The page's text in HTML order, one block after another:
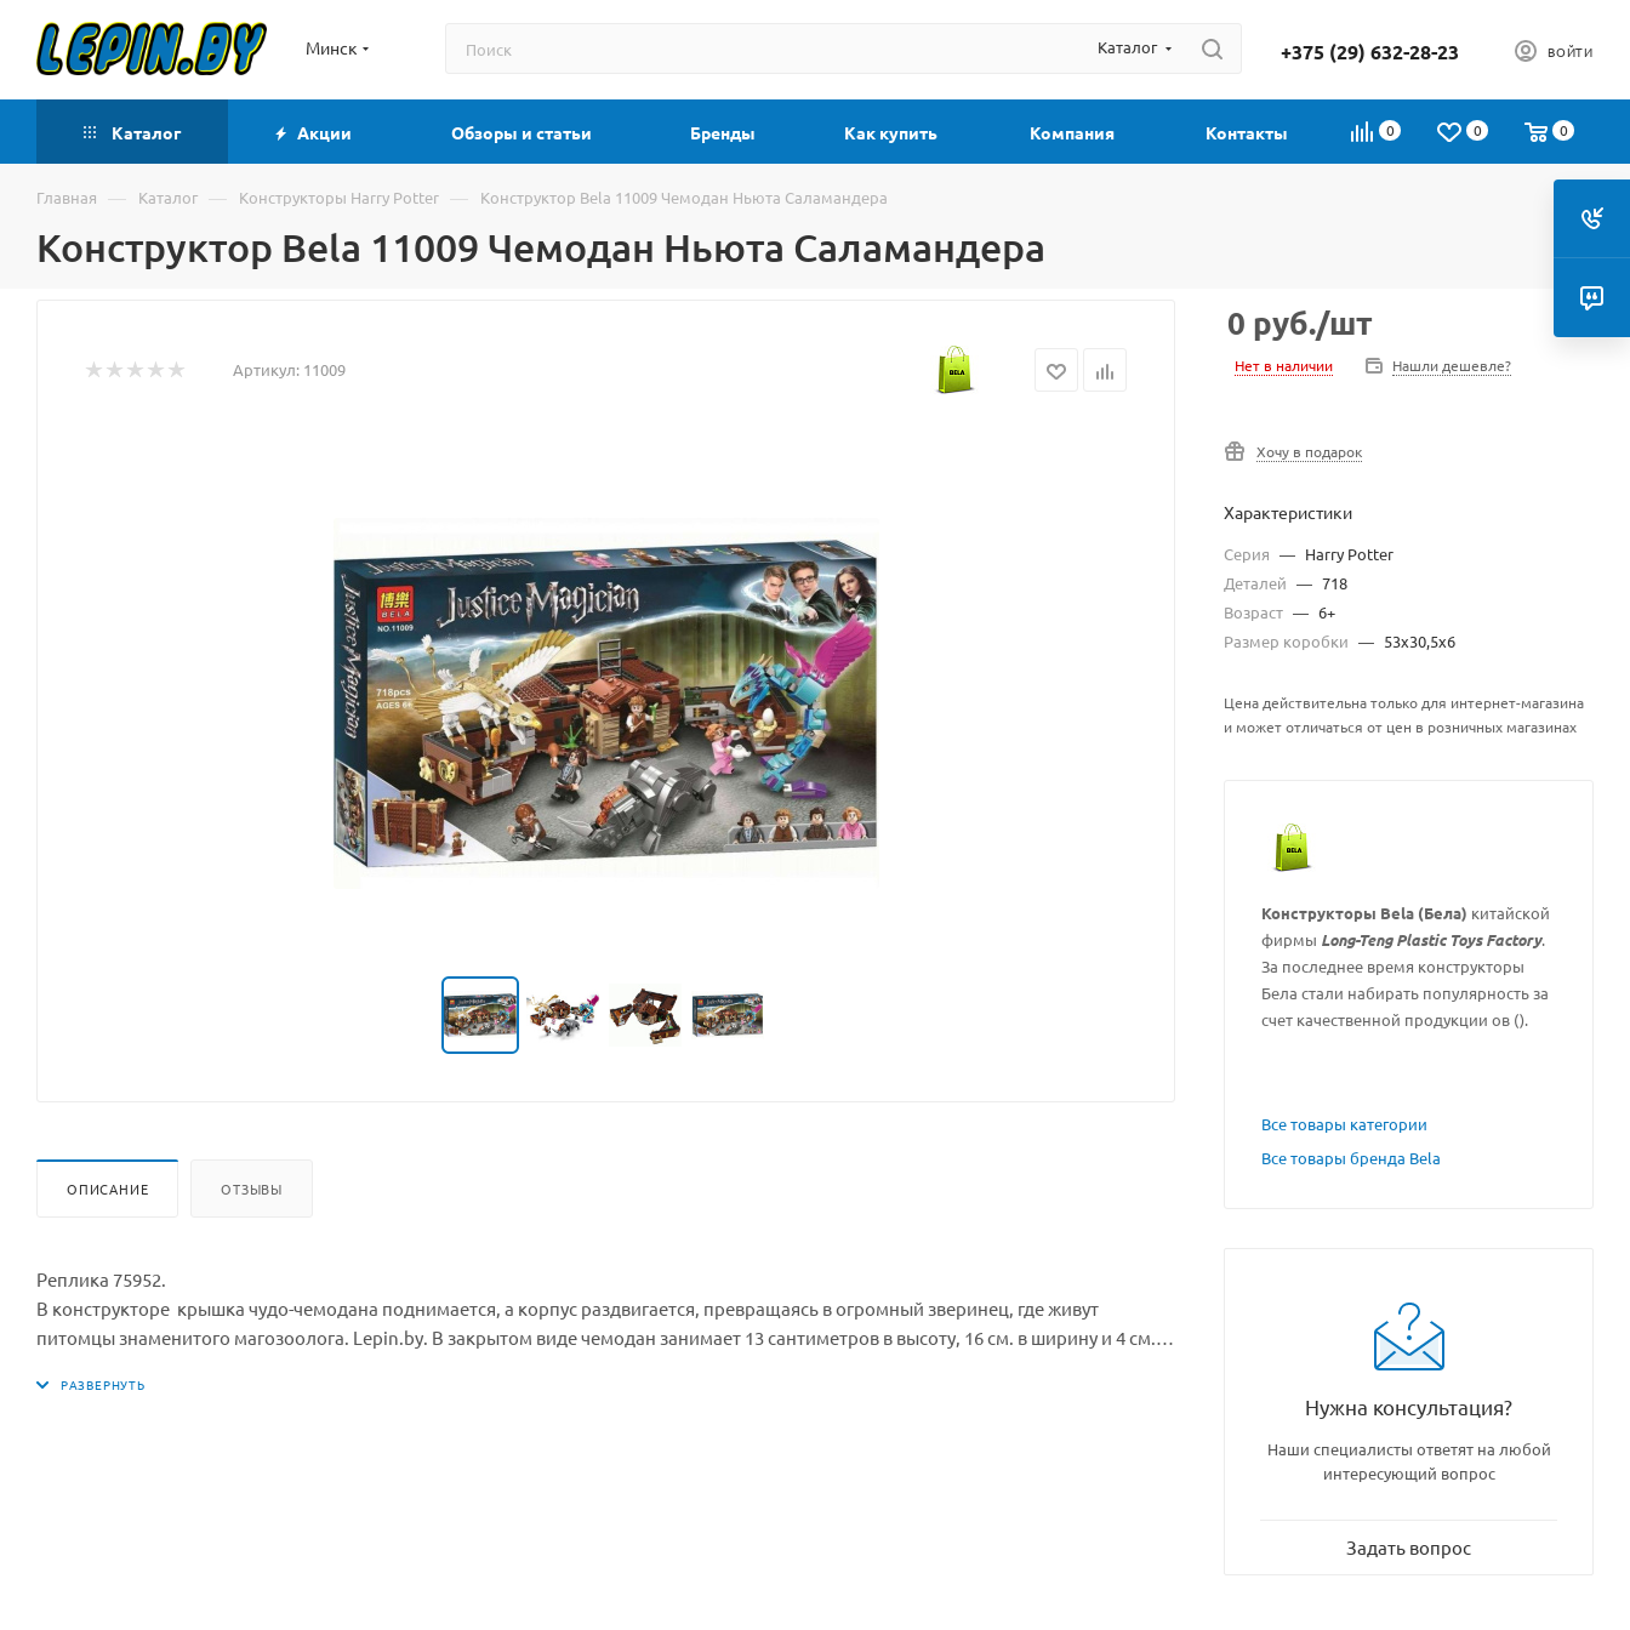
Минск Каталог +375 (29) 632-28-23 ВОЙТИ
0 0 0
Каталог Акции Обзоры и статьи Бренды Как купить Компания Контакты
Главная — Каталог — Конструкторы Harry Potter — Конструктор Bela 11009 Чемодан Ньюта Саламандера
Конструктор Bela 11009 Чемодан Ньюта Саламандера
Артикул: 11009
ОПИСАНИЕ ОТЗЫВЫ
Реплика 75952.
В конструкторе крышка чудо-чемодана поднимается, а корпус раздвигается, превращаясь в огромный зверинец, где живут
питомцы знаменитого магозоолога. Lepin.by. В закрытом виде чемодан занимает 13 сантиметров в высоту, 16 см. в ширину и 4 см. в
модели взрывопотама, крылатого змея оккамия и птицы-гром. Голова и все конечности, в том числе хвосты и крылья, у них
0 руб./шт
Нет в наличии Нашли дешевле?
Хочу в подарок
Характеристики
Серия — Harry Potter
Деталей — 718
Возраст — 6+
Размер коробки — 53х30,5х6
Цена действительна только для интернет-магазина
и может отличаться от цен в розничных магазинах
Конструкторы Bela (Бела) китайской
фирмы Long-Teng Plastic Toys Factory.
За последнее время конструкторы
Бела стали набирать популярность за
счет качественной продукции ов ().
Все товары категории
Все товары бренда Bela
Нужна консультация?
Наши специалисты ответят на любой
интересующий вопрос
Задать вопрос